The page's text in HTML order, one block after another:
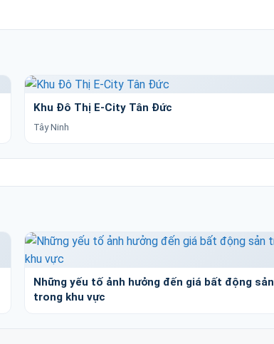
Khu Đô Thị E-City Tân Đức
Tây Ninh
Những yếu tố ảnh hưởng đến giá bất động sản
trong khu vực